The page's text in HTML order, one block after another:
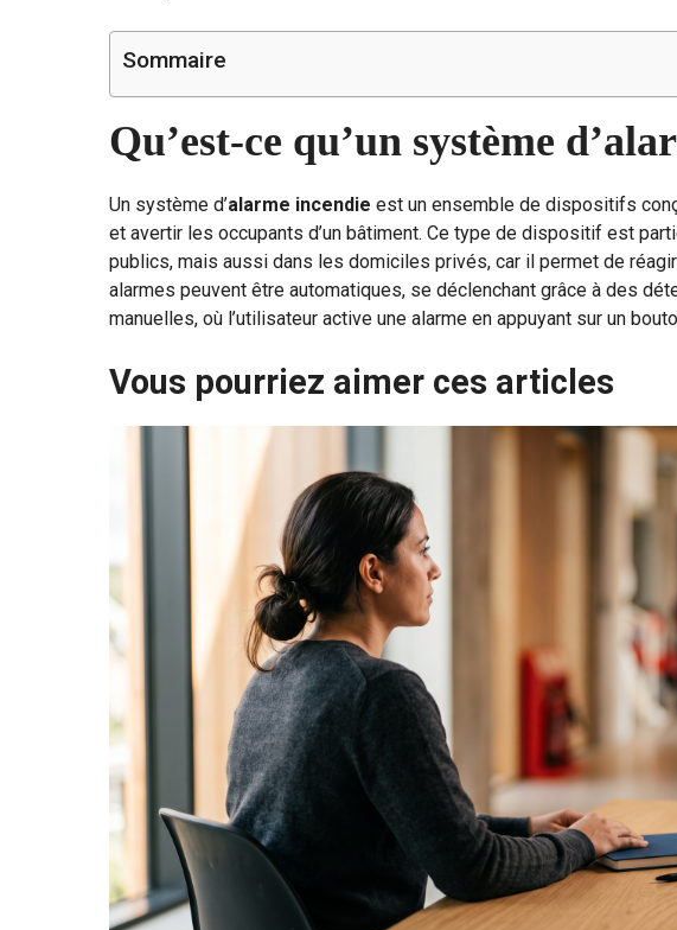
Sommaire
Qu’est-ce qu’un système
Un système d’alarme incendie est un ensemble de dispositifs
et avertir les occupants d’un bâtiment. Ce type de dispositif est
publics, mais aussi dans les domiciles privés, car il permet de
alarmes peuvent être automatiques, se déclenchant grâce à des
manuelles, où l’utilisateur active une alarme en appuyant sur un
Vous pourriez aimer ces articles